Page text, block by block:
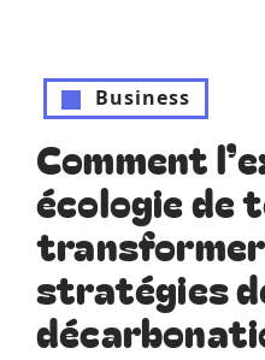
Business
Comment
écologie de
stratégies